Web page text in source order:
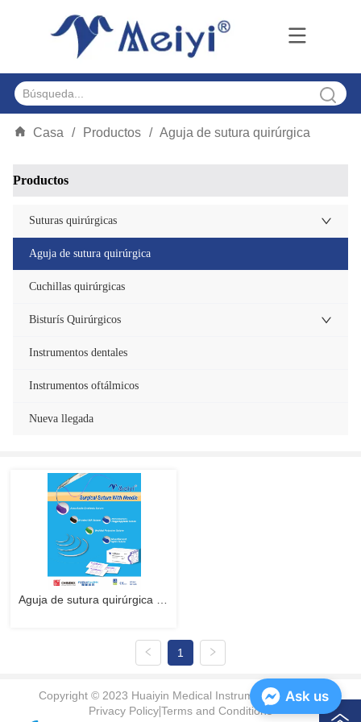
Casa / Productos / Aguja de sutura quirúrgica
ㅤProductos
Suturas quirúrgicas
Aguja de sutura quirúrgica
Cuchillas quirúrgicas
Bisturís Quirúrgicos
Instrumentos dentales
Instrumentos oftálmicos
Nueva llegada
Aguja de sutura quirúrgica
1
Copyright © 2023 Huaiyin Medical Instruments Co., Ltd.
Privacy PolicyTerms and Conditions
Ask us